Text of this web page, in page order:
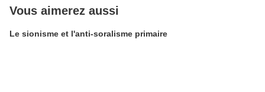
Vous aimerez aussi
Le sionisme et l'anti-soralisme primaire